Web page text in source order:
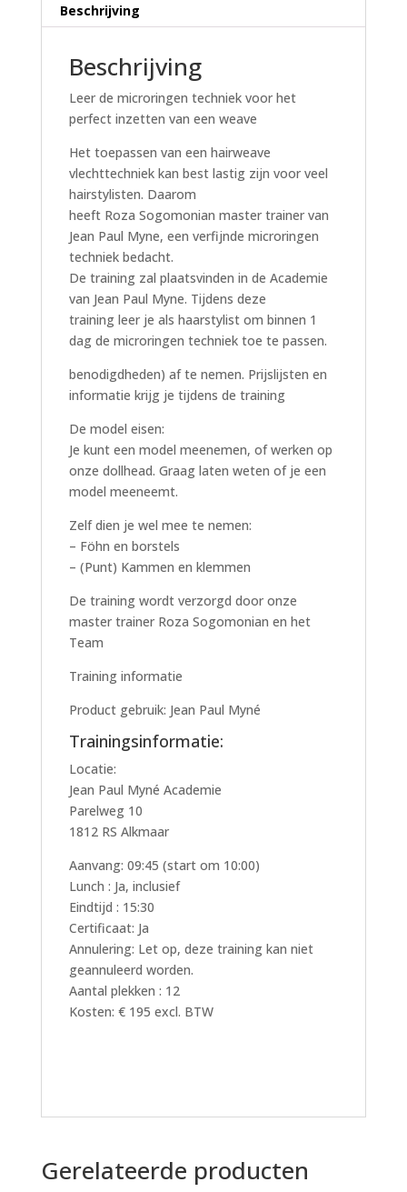
Beschrijving
Beschrijving
Leer de microringen techniek voor het
perfect inzetten van een weave
Het toepassen van een hairweave
vlechttechniek kan best lastig zijn voor veel
hairstylisten. Daarom
heeft Roza Sogomonian master trainer van
Jean Paul Myne, een verfijnde microringen
techniek bedacht.
De training zal plaatsvinden in de Academie
van Jean Paul Myne. Tijdens deze
training leer je als haarstylist om binnen 1
dag de microringen techniek toe te passen.
benodigdheden) af te nemen. Prijslijsten en
informatie krijg je tijdens de training
De model eisen:
Je kunt een model meenemen, of werken op
onze dollhead. Graag laten weten of je een
model meeneemt.
Zelf dien je wel mee te nemen:
– Föhn en borstels
– (Punt) Kammen en klemmen
De training wordt verzorgd door onze
master trainer Roza Sogomonian en het
Team
Training informatie
Product gebruik: Jean Paul Myné
Trainingsinformatie:
Locatie:
Jean Paul Myné Academie
Parelweg 10
1812 RS Alkmaar
Aanvang: 09:45 (start om 10:00)
Lunch : Ja, inclusief
Eindtijd : 15:30
Certificaat: Ja
Annulering: Let op, deze training kan niet
geannuleerd worden.
Aantal plekken : 12
Kosten: € 195 excl. BTW
Gerelateerde producten